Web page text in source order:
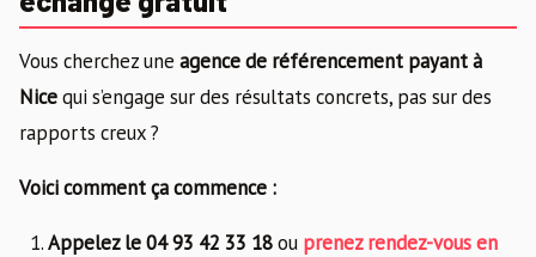
Vous cherchez une agence de référencement payant à
Nicequi s’engage sur des résultats concrets, pas sur des
rapports creux ?
Voici comment ça commence :
Appelez le 04 93 42 33 18ou prenez rendez-vous en